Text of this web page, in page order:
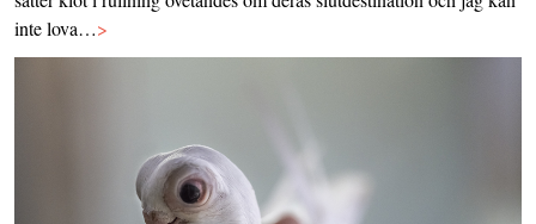
inte lova…>